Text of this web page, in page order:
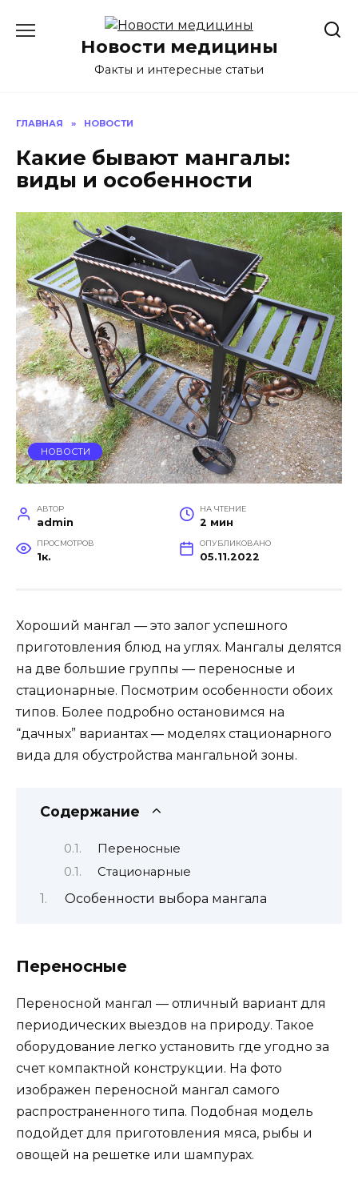
содержаниюНовости медицины
Факты и интересные статьи
ГЛАВНАЯ » НОВОСТИ
Какие бывают мангалы:
виды и особенности
НОВОСТИ
АВТОР
admin
НА ЧТЕНИЕ
2 мин
ПРОСМОТРОВ
1к.
ОПУБЛИКОВАНО
05.11.2022
Хороший мангал — это залог успешного
приготовления блюд на углях. Мангалы делятся
на две большие группы — переносные и
стационарные. Посмотрим особенности обоих
типов. Более подробно остановимся на
“дачных” вариантах — моделях стационарного
вида для обустройства мангальной зоны.
Содержание
Переносные
Стационарные
Особенности выбора мангала
Переносные
Переносной мангал — отличный вариант для
периодических выездов на природу. Такое
оборудование легко установить где угодно за
счет компактной конструкции. На фото
изображен переносной мангал самого
распространенного типа. Подобная модель
подойдет для приготовления мяса, рыбы и
овощей на решетке или шампурах.